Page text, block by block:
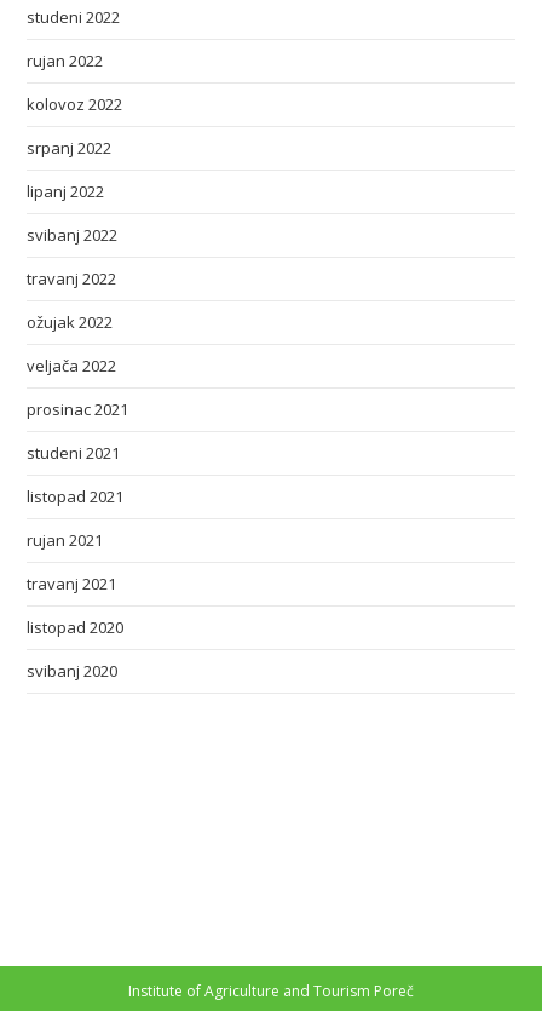
studeni 2022
rujan 2022
kolovoz 2022
srpanj 2022
lipanj 2022
svibanj 2022
travanj 2022
ožujak 2022
veljača 2022
prosinac 2021
studeni 2021
listopad 2021
rujan 2021
travanj 2021
listopad 2020
svibanj 2020
Institute of Agriculture and Tourism Poreč